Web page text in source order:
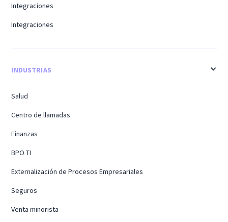
Integraciones
Integraciones
INDUSTRIAS
Salud
Centro de llamadas
Finanzas
BPO TI
Externalización de Procesos Empresariales
Seguros
Venta minorista